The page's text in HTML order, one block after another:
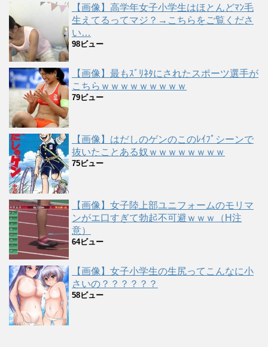
【画像】高学年女子小学生はほとんどﾏﾝ毛
生えてるってマジ？→こちらをご覧くださ
い…
98ビュー
【画像】最もｽﾞﾘﾈﾀにされたスポーツ選手が
こちらｗｗｗｗｗｗｗｗｗ
79ビュー
【画像】はだしのゲンのこのﾚｲﾌﾟシーンで
抜いたことある奴ｗｗｗｗｗｗｗｗ
75ビュー
【画像】女子陸上部ユニフォームのモリマ
ンがエ口すぎて勃起不可避ｗｗｗ（H注
意）
64ビュー
【画像】女子小学生の生尻ってこんなに小
さいの？？？？？？
58ビュー